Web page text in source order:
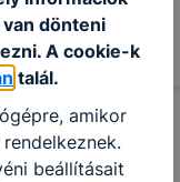
dönteni
A cookie-k
talál.
amikor
beállításait